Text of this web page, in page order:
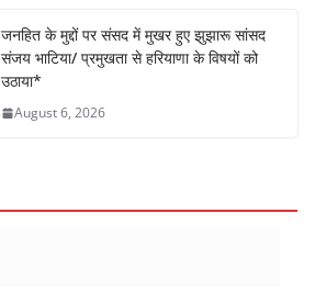
जनहित के मुद्दों पर संसद में मुखर हुए झुझारू सांसद
संजय भाटिया/ प्रमुखता से हरियाणा के विषयों को
उठाया*
August 6, 2026